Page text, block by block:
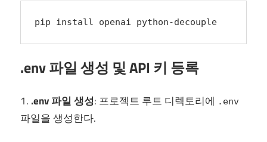
pip install openai python-decouple
.env 파일 생성 및 API 키 등록
1. .env 파일 생성: 프로젝트 루트 디렉토리에 .env
파일을 생성한다.